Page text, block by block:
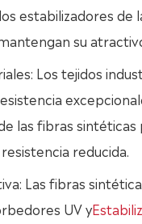
estabilizadores de
su
Los tejidos
las fibras
reducida.
Las fibras
UV y